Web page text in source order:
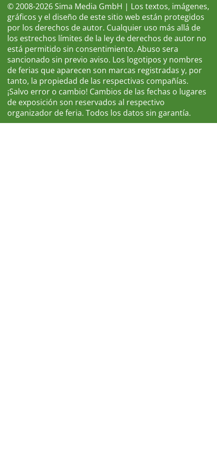
© 2008-2026 Sima Media GmbH | Los textos, imágenes,
gráficos y el diseño de este sitio web están protegidos
por los derechos de autor. Cualquier uso más allá de
los estrechos límites de la ley de derechos de autor no
está permitido sin consentimiento. Abuso sera
sancionado sin previo aviso. Los logotipos y nombres
de ferias que aparecen son marcas registradas y, por
tanto, la propiedad de las respectivas compañías.
¡Salvo error o cambio! Cambios de las fechas o lugares
de exposición son reservados al respectivo
organizador de feria. Todos los datos sin garantía.